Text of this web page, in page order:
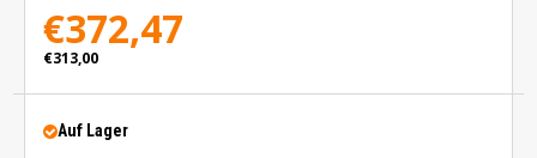
€372,47
€313,00
Auf Lager